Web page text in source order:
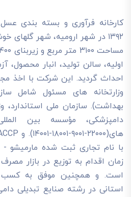
کارخانه فرآوری و بسته بندی
۱۳۹۲ در شهر ارومیه، شهر
اولیه، سالن تولید، انبار محصول،
احداث گردید. این شرکت با اخذ
وزارتخانه های مسئول شامل
بهداشت). سازمان ملی استاندارد،
با نام تجاری ثبت شده
زمان اقدام به توزیع در بازار
است. و همچنین موفق به کسب